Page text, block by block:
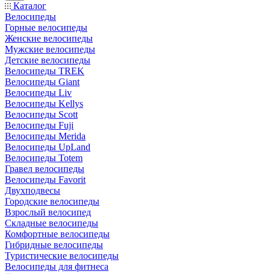
Каталог
Велосипеды
Горные велосипеды
Женские велосипеды
Мужские велосипеды
Детские велосипеды
Велосипеды TREK
Велосипеды Giant
Велосипеды Liv
Велосипеды Kellys
Велосипеды Scott
Велосипеды Fuji
Велосипеды Merida
Велосипеды UpLand
Велосипеды Totem
Гравел велосипеды
Велосипеды Favorit
Двухподвесы
Городские велосипеды
Взрослый велосипед
Складные велосипеды
Комфортные велосипеды
Гибридные велосипеды
Туристические велосипеды
Велосипеды для фитнеса